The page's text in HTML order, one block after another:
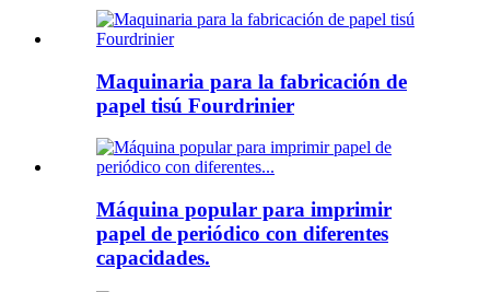
Maquinaria para la fabricación de
papel tisú Fourdrinier
Máquina popular para imprimir
papel de periódico con diferentes
capacidades.